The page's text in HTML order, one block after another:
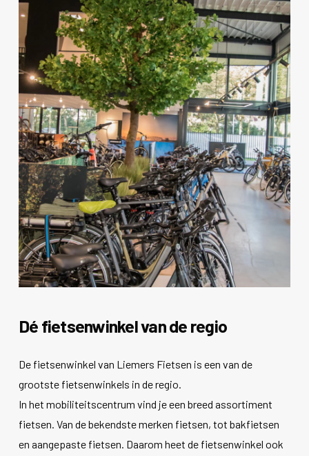
Dé fietsenwinkel van de regio
De fietsenwinkel van Liemers Fietsen is een van de
grootste fietsenwinkels in de regio.
In het mobiliteitscentrum vind je een breed assortiment
fietsen. Van de bekendste merken fietsen, tot bakfietsen
en aangepaste fietsen. Daarom heet de fietsenwinkel ook